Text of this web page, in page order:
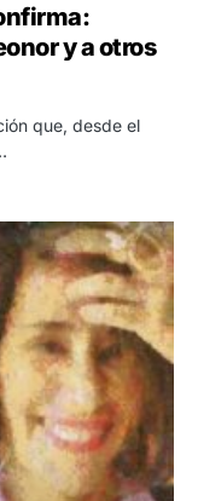
y a otros
que, desde el